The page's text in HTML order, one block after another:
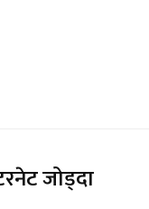
जोड्दा